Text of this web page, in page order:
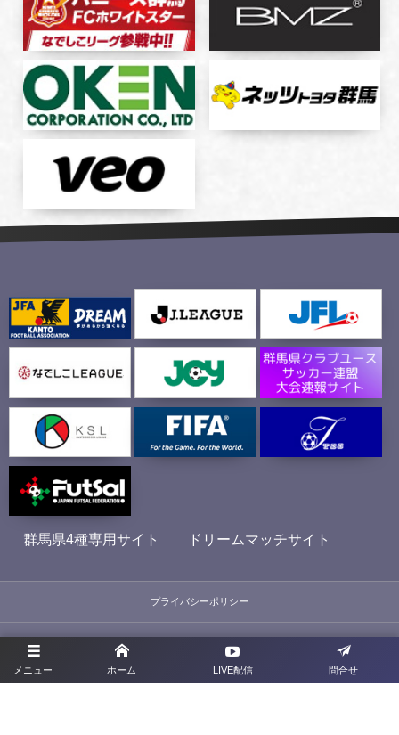
メニュー ホーム LIVE配信 問合せ
群馬県4種専用サイト ドリームマッチサイト
プライバシーポリシー
お問合せ